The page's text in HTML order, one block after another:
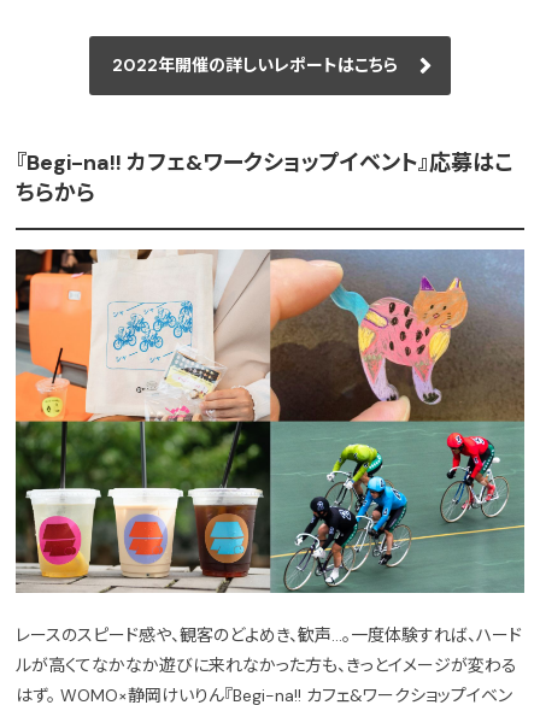
2022年開催の詳しいレポートはこちら
『Begi-na!! カフェ&ワークショップイベント』応募はこ
ちらから
レースのスピード感や、観客のどよめき、歓声…。一度体験すれば、ハード
ルが高くてなかなか遊びに来れなかった方も、きっとイメージが変わる
はず。 WOMO×静岡けいりん『Begi-na!! カフェ&ワークショップイベン